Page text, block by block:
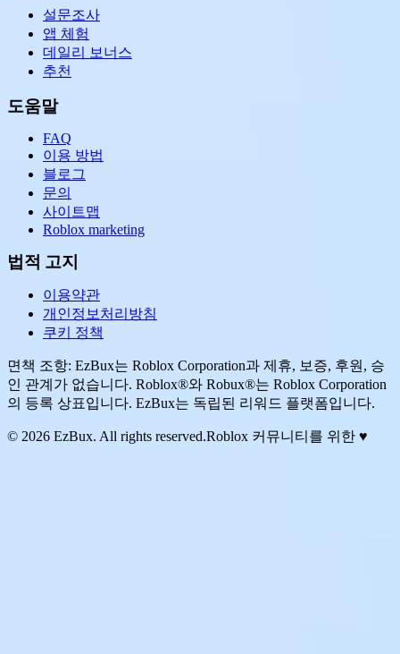
설문조사
앱 체험
데일리 보너스
추천
도움말
FAQ
이용 방법
블로그
문의
사이트맵
Roblox marketing
법적 고지
이용약관
개인정보처리방침
쿠키 정책
면책 조항: EzBux는 Roblox Corporation과 제휴, 보증, 후원, 승
인 관계가 없습니다. Roblox®와 Robux®는 Roblox Corporation
의 등록 상표입니다. EzBux는 독립된 리워드 플랫폼입니다.
© 2026 EzBux. All rights reserved.Roblox 커뮤니티를 위한 ♥